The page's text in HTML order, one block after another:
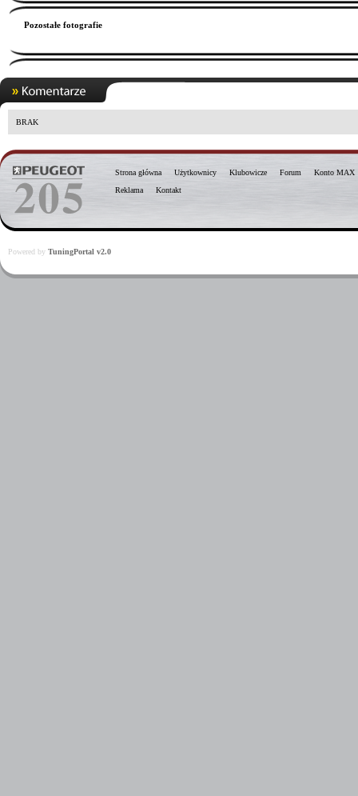
Pozostałe fotografie
BRAK
Strona główna Użytkownicy Klubowicze Forum
Konto MAX
Reklama
Kontakt
Powered by TuningPortal v2.0